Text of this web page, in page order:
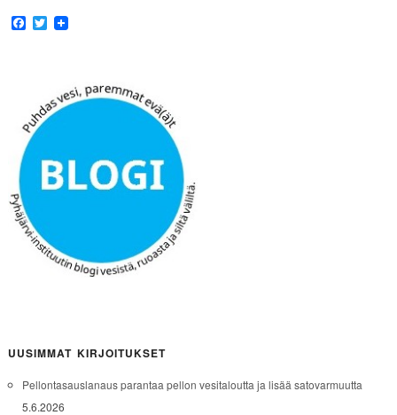
Facebook
Twitter
UUSIMMAT KIRJOITUKSET
Pellontasauslanaus parantaa pellon vesitaloutta ja lisää satovarmuutta
5.6.2026